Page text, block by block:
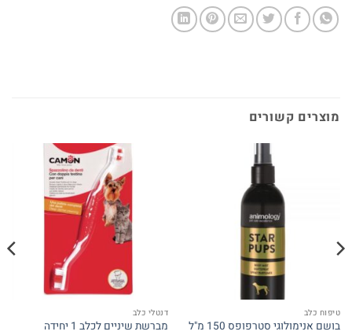
מוצרים קשורים
טיפוח כלב
בושם אנימולוגי סטרפופס 150 מ"ל
דנטלי כלב
מברשת שיניים לכלב 1 יחידה